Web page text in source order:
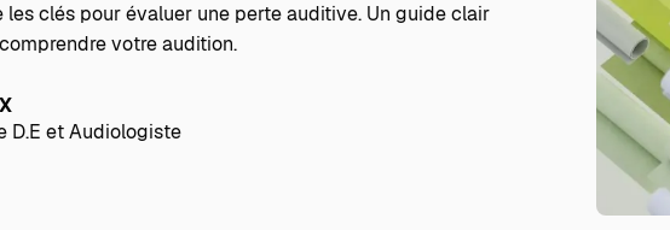
les clés pour évaluer une perte auditive. Un guide clair
votre audition.
D.E et Audiologiste